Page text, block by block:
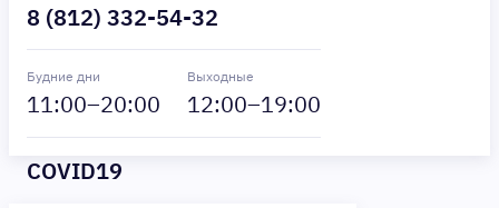
8 (812) 332-54-32
Будние дни
11:00–20:00
Выходные
12:00–19:00
COVID19